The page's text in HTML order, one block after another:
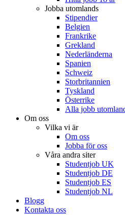
Jobba utomlands
Stipendier
Belgien
Frankrike
Grekland
Nederländerna
Spanien
Schweiz
Storbritannien
Tyskland
Österrike
Alla jobb
Om oss
Vilka vi är
Om oss
Jobba för oss
Våra andra siter
Studentjob UK
Studentjob DE
Studentjob ES
Studentjob NL
Blogg
Kontakta oss